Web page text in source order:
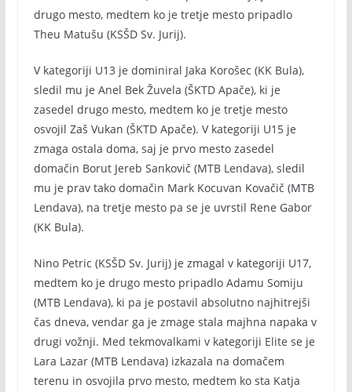
drugo mesto, medtem ko je tretje mesto pripadlo
Theu Matušu (KSŠD Sv. Jurij).
V kategoriji U13 je dominiral Jaka Korošec (KK Bula),
sledil mu je Anel Bek Žuvela (ŠKTD Apače), ki je
zasedel drugo mesto, medtem ko je tretje mesto
osvojil Zaš Vukan (ŠKTD Apače). V kategoriji U15 je
zmaga ostala doma, saj je prvo mesto zasedel
domačin Borut Jereb Sankovič (MTB Lendava), sledil
mu je prav tako domačin Mark Kocuvan Kovačič (MTB
Lendava), na tretje mesto pa se je uvrstil Rene Gabor
(KK Bula).
Nino Petric (KSŠD Sv. Jurij) je zmagal v kategoriji U17,
medtem ko je drugo mesto pripadlo Adamu Somiju
(MTB Lendava), ki pa je postavil absolutno najhitrejši
čas dneva, vendar ga je zmage stala majhna napaka v
drugi vožnji. Med tekmovalkami v kategoriji Elite se je
Lara Lazar (MTB Lendava) izkazala na domačem
terenu in osvojila prvo mesto, medtem ko sta Katja